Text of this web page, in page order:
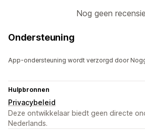
Nog geen
Ondersteuning
App-ondersteuning wordt verzorgd door
Hulpbronnen
Privacybeleid
Deze ontwikkelaar biedt geen directe
Nederlands.